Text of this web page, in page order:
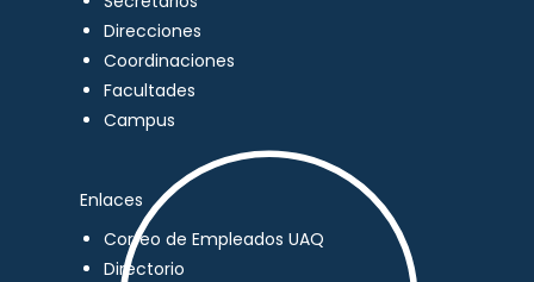
Direcciones
Coordinaciones
Facultades
Campus
Enlaces
Correo de Empleados UAQ
Directorio